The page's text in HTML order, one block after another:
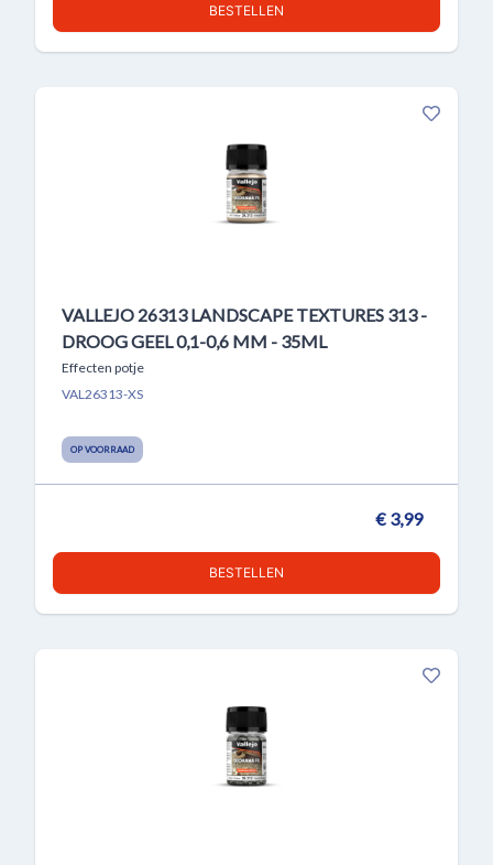
BESTELLEN
VALLEJO 26313 LANDSCAPE TEXTURES 313 -
DROOG GEEL 0,1-0,6 MM - 35ML
Effecten potje
VAL26313-XS
OP VOORRAAD
€ 3,99
BESTELLEN